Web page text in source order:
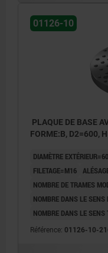
01126-10
PLAQUE DE BASE
FORME:B, D2=600,
DIAMÈTRE
FILETAGE=M16
NOMBRE DE TRAMES
NOMBRE DANS LE
NOMBRE DANS LE
Référence: 01126-10-